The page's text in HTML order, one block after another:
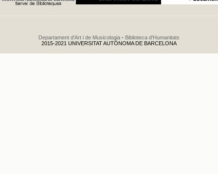
Departament d'Art i de Musicologia - Biblioteca d'Humanitats
2015-2021 UNIVERSITAT AUTÒNOMA DE BARCELONA